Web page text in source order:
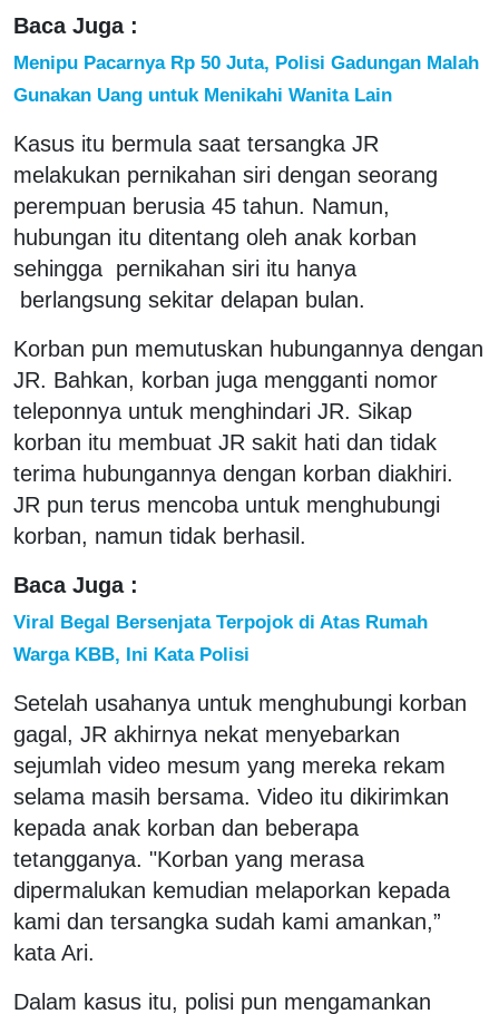
Baca Juga :
Menipu Pacarnya Rp 50 Juta, Polisi Gadungan Malah
Gunakan Uang untuk Menikahi Wanita Lain
Kasus itu bermula saat tersangka JR
melakukan pernikahan siri dengan seorang
perempuan berusia 45 tahun. Namun,
hubungan itu ditentang oleh anak korban
sehingga pernikahan siri itu hanya
berlangsung sekitar delapan bulan.
Korban pun memutuskan hubungannya dengan
JR. Bahkan, korban juga mengganti nomor
teleponnya untuk menghindari JR. Sikap
korban itu membuat JR sakit hati dan tidak
terima hubungannya dengan korban diakhiri.
JR pun terus mencoba untuk menghubungi
korban, namun tidak berhasil.
Baca Juga :
Viral Begal Bersenjata Terpojok di Atas Rumah
Warga KBB, Ini Kata Polisi
Setelah usahanya untuk menghubungi korban
gagal, JR akhirnya nekat menyebarkan
sejumlah video mesum yang mereka rekam
selama masih bersama. Video itu dikirimkan
kepada anak korban dan beberapa
tetangganya. "Korban yang merasa
dipermalukan kemudian melaporkan kepada
kami dan tersangka sudah kami amankan,”
kata Ari.
Dalam kasus itu, polisi pun mengamankan